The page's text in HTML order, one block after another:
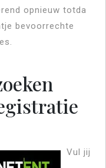
opnieuw totda
bevoorrechte
Vul jij